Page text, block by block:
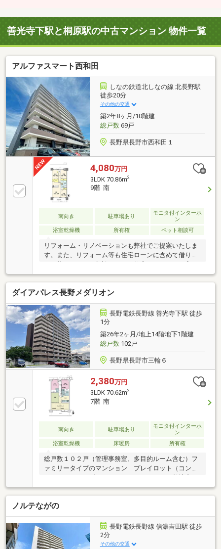
善光寺下駅と桐原駅の中古マンション 物件一覧
アルファスマート西和田
しなの鉄道北しなの線 北長野駅
徒歩20分
その他の交通
築2年8ヶ月/10階建
総戸数69戸
長野県長野市西和田１
4,080万円
3LDK 70.86m2
9階 南
南向き 駐車場あり
モニタ付インターホ
ン
浴室乾燥機
所有権 ペット相談可
リフォーム・リノベーションも弊社でご提案いたしま
す。また、リフォーム等も住宅ローンに含めて借り入
や、資金計画等のご相談もお任せ下さい！全力でサポ
ートいたします！！！
ダイアパレス長野メダリオン
長野電鉄長野線 善光寺下駅 徒歩
1分
築26年2ヶ月/地上14階地下1階建
総戸数102戸
長野県長野市三輪６
2,380万円
3LDK 70.62m2
7階 南
南向き 駐車場あり
モニタ付インターホ
ン
浴室乾燥機
床暖房 所有権
総戸数１０２戸（管理事務室、多目的ルーム含む）フ
ァミリータイプのマンション プレイロット（コンビ
は、車路と歩行路の動線が区別されているので、安心
感があります。
ノルテながの
長野電鉄長野線 信濃吉田駅 徒歩
2分
その他の交通